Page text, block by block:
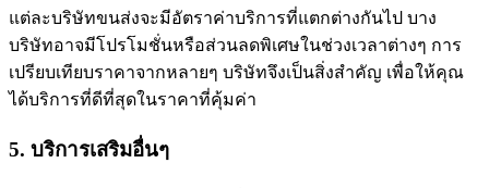
แต่ละบริษัทขนส่งจะมีอัตราค่าบริการที่แตกต่างกันไป บาง
บริษัทอาจมีโปรโมชั่นหรือส่วนลดพิเศษในช่วงเวลาต่างๆ การ
เปรียบเทียบราคาจากหลายๆ บริษัทจึงเป็นสิ่งสำคัญ เพื่อให้คุณ
ได้บริการที่ดีที่สุดในราคาที่คุ้มค่า
5. บริการเสริมอื่นๆ